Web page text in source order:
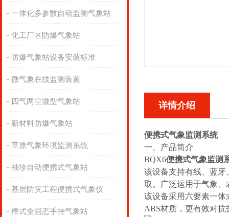
一体化多参数自动监测气象站
化工厂区防爆气象站
防爆气象站设备安装标准
微气象在线监测装置
四气两尘微型气象站
新材料防爆气象站
草原气象环境监测系统
袖珍自动便携式气象站
基层防灾工程便携式气象仪
棒式全固态手持气象站
详情介绍
便携式气象监测系统
一、产品简介
BQX6便携式气象监测
该设备支持有线、蓝牙
取。广泛运用于气象
该设备采用六要素一
ABS材质，更有效对抗